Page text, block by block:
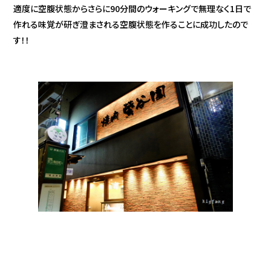
適度に空腹状態からさらに90分間のウォーキングで無理なく1日で
作れる味覚が研ぎ澄まされる空腹状態を作ることに成功したので
す！！